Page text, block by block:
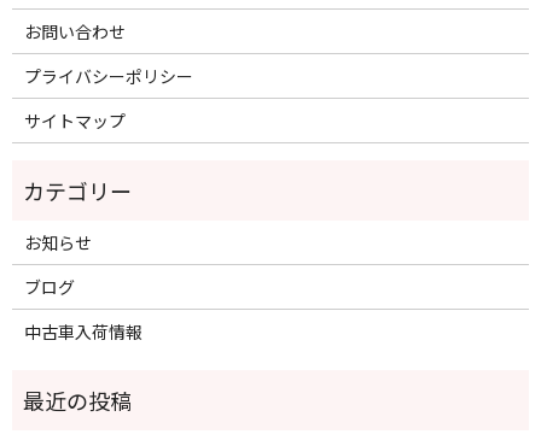
お問い合わせ
プライバシーポリシー
サイトマップ
お知らせ
ブログ
中古車入荷情報